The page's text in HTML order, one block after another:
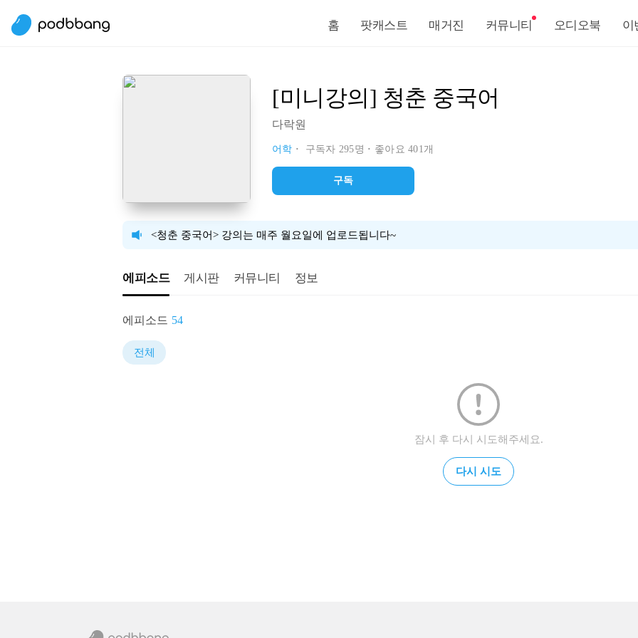
홈 팟캐스트 매거진 커뮤니티 오디오북 이
[미니강의] 청춘 중국어
다락원
어학 구독자 295명 좋아요 401개
구독
<청춘 중국어> 강의는 매주 월요일에 업로드됩니다~
에피소드 게시판 커뮤니티 정보
에피소드 54
전체
잠시 후 다시 시도해주세요.
다시 시도